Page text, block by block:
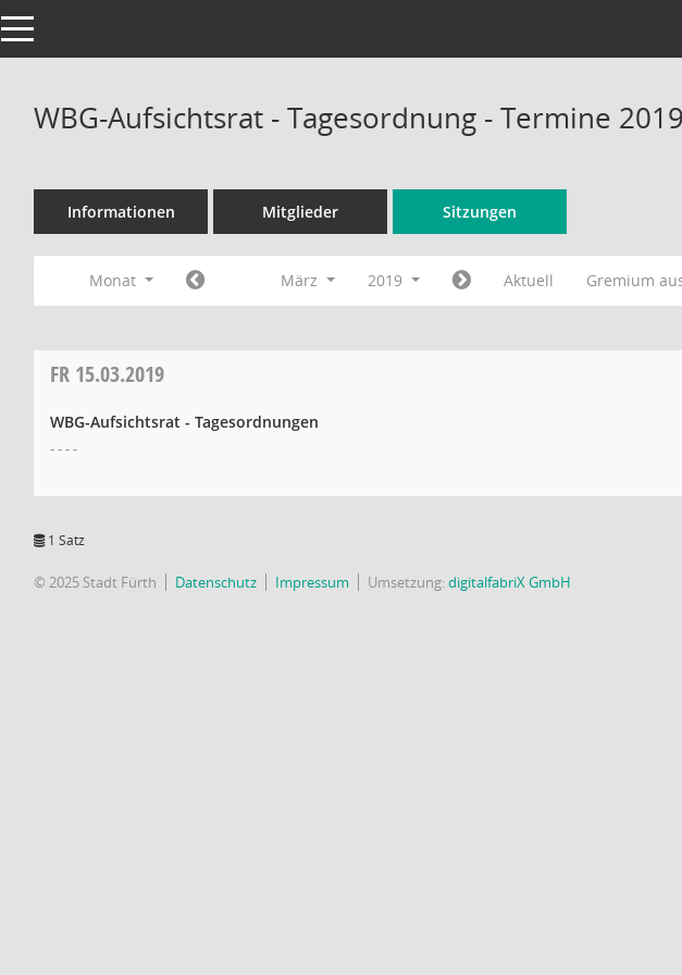
Toggle navigation
WBG-Aufsichtsrat - Tagesordnung - Termine 2019
Informationen Mitglieder Sitzungen
Monat März 2019 Aktuell Gremium
FR 15.03.2019
WBG-Aufsichtsrat - Tagesordnungen
- - - -
1 Satz
© 2025 Stadt Fürth Datenschutz Impressum Umsetzung:digitalfabriX GmbH